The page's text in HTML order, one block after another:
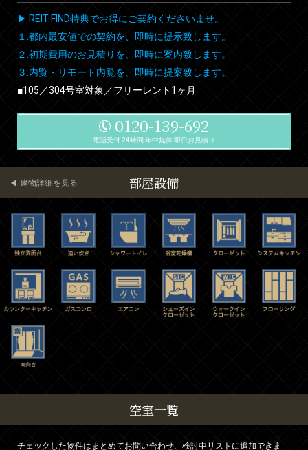
▶ REIT FIND特典でお得にご契約くださいませ。
１.都内最安値での契約を、即時に提示致します。
２.初期費用のお見積りを、即時に案内致します。
３.内覧・リモート内覧を、即時に提案致します。
■105／304号室対象／フリーレント1ヶ月
0120-139-692
電話受付 24時間 年中無休 即日お見積り
部屋設備
建物詳細を見る
空室一覧
チェックした物件はまとめてお問い合わせ、検討中リストに追加できま